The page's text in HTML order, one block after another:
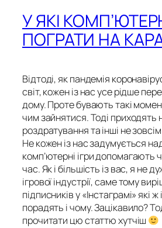
У ЯКІ
ПОГРАТИ НА
Відтоді, як пандемія
світ, кожен із нас усе рідше
дому. Проте бувають такі
чим зайнятися. Тоді приходять
роздратування та інші не
Не кожен із нас задумується
комп’ютерні ігри допомагають
час. Як і більшість із вас, я не
ігрової індустрії, саме тому
підписників у «Інстаграмі» які ж
порадять і чому. Зацікавило?
прочитати цю статтю хутчіш